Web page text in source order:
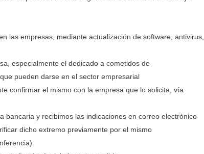
las empresas, mediante actualización de software, antivirus,
especialmente el dedicado a cometidos de
pueden darse en el sector empresarial
confirmar el mismo con la empresa que lo solicita, vía
bancaria y recibimos las indicaciones en correo electrónico
dicho extremo previamente por el mismo